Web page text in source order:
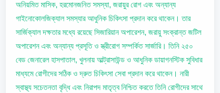
অনিয়মিত মাসিক, হরমোনজনিত সমস্যা, জরায়ুর রোগ এবং অন্যান্য
গাইনোকোলজিক্যাল সমস্যার আধুনিক চিকিৎসা প্রদান করে থাকেন। তার
সার্জিক্যাল দক্ষতার মধ্যে রয়েছে সিজারিয়ান অপারেশন, জরায়ু সংক্রান্ত জটিল
অপারেশন এবং অন্যান্য প্রসূতি ও স্ত্রীরোগ সম্পর্কিত সার্জারি। তিনি ২৫০
বেড জেনারেল হাসপাতাল, খুলনায় আল্ট্রাসাউন্ড ও আধুনিক ডায়াগনস্টিক সুবিধার
মাধ্যমে রোগীদের সঠিক ও দ্রুত চিকিৎসা সেবা প্রদান করে থাকেন। নারী
স্বাস্থ্য সচেতনতা বৃদ্ধি এবং নিরাপদ মাতৃত্ব নিশ্চিত করতে তিনি রোগীদের সাথে